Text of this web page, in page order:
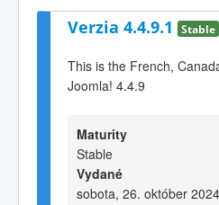
Verzia 4.4.9.1 Stable
This is the French,
Joomla! 4.4.9
Maturity
Stable
Vydané
sobota, 26. október